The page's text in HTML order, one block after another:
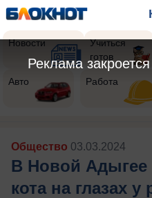
Новости
Учиться
готов
Авто Работа
Общество 03.03.2024
В Новой Адыгее
кота на глазах у
Реклама